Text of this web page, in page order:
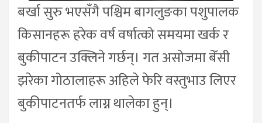
बर्खा सुरु भएसँगै पश्चिम बागलुङका पशुपालक
किसानहरू हरेक वर्ष वर्षात्को समयमा खर्क र
बुकीपाटन उक्लिने गर्छन्। गत असोजमा बेँसी
झरेका गोठालाहरू अहिले फेरि वस्तुभाउ लिएर
बुकीपाटनतर्फ लाग्न थालेका हुन्।